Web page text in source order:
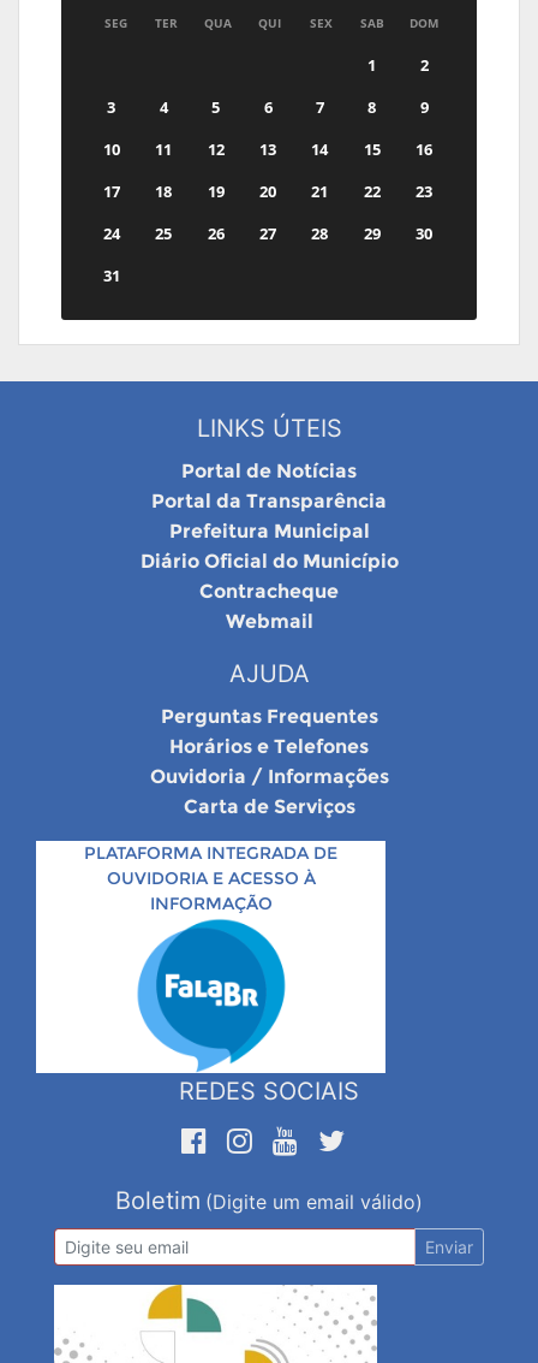
SEG TER QUA QUI SEX SAB DOM
1
2
3
4 5 6 7 8
9
10
11 12 13 14 15
16
17
18 19 20 21 22
23
24
25 26 27 28 29
30
31
LINKS ÚTEIS
Portal de Notícias
Portal da Transparência
Prefeitura Municipal
Diário Oficial do Município
Contracheque
Webmail
AJUDA
Perguntas Frequentes
Horários e Telefones
Ouvidoria / Informações
Carta de Serviços
PLATAFORMA INTEGRADA DE
OUVIDORIA E ACESSO À
INFORMAÇÃO
REDES SOCIAIS
Boletim (Digite um email válido)
Enviar